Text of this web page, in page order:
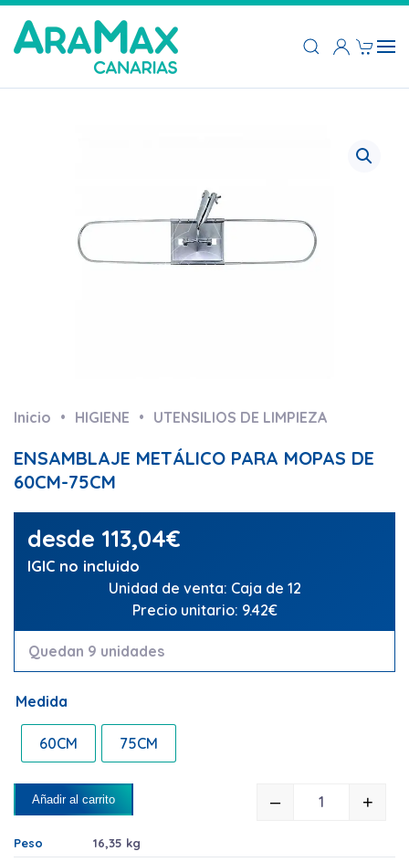
Inicio HIGIENE UTENSILIOS DE LIMPIEZA
ENSAMBLAJE METÁLICO PARA MOPAS DE
60CM-75CM
desde 113,04€
IGIC no incluido
Unidad de venta: Caja de 12
Precio unitario: 9.42€
Quedan 9 unidades
Medida
60CM 75CM
– +
Añadir al carrito
Peso
16,35 kg